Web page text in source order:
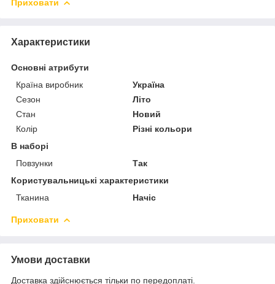
Приховати
Характеристики
Основні атрибути
Країна виробник
Україна
Сезон
Літо
Стан
Новий
Колір
Різні кольори
В наборі
Повзунки
Так
Користувальницькі характеристики
Тканина
Начіс
Приховати
Умови доставки
Доставка здійснюється тільки по передоплаті.